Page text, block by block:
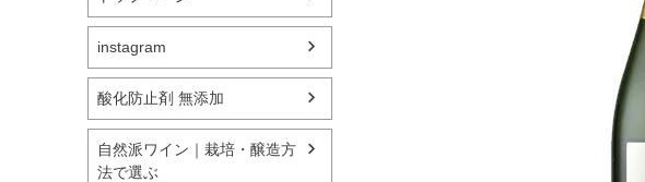
instagram
酸化防止剤 無添加
自然派ワイン｜栽培・醸造方
法で選ぶ